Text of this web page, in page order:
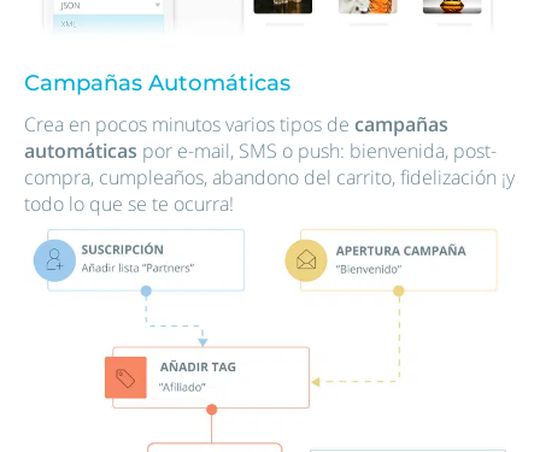
Campañas Automáticas
Crea en pocos minutos varios tipos de campañas
automáticas por e-mail, SMS o push: bienvenida, post-
compra, cumpleaños, abandono del carrito, fidelización ¡y
todo lo que se te ocurra!